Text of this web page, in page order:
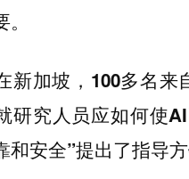
新加坡， 100多名来
研究人员应如何使
和安全”提出了指导